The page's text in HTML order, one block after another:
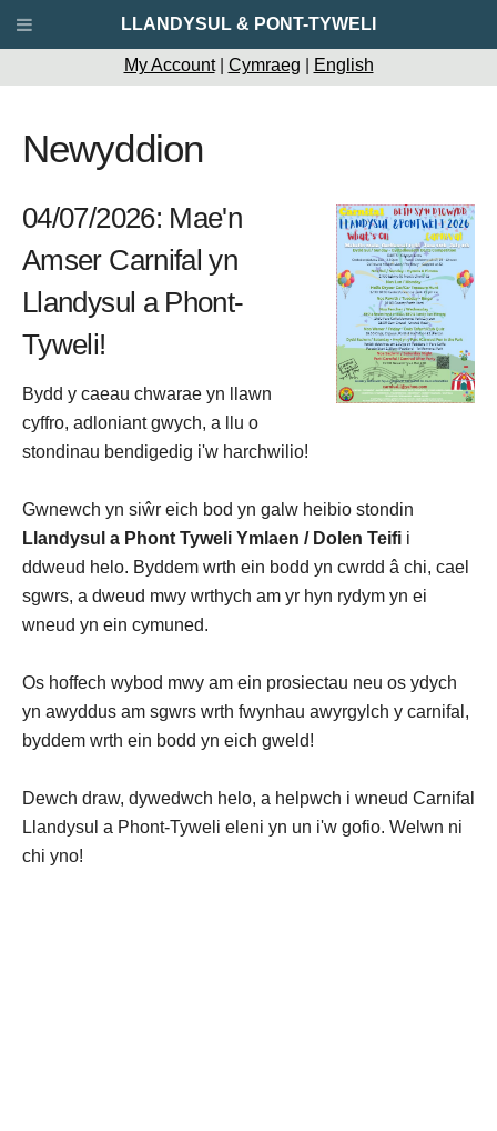
My Account| Cymraeg English
Newyddion
04/07/2026: Mae'n
Amser Carnifal yn
Llandysul a Phont-
Tyweli!
Bydd y caeau chwarae yn llawn
cyffro, adloniant gwych, a llu o
stondinau bendigedig i'w harchwilio!
Gwnewch yn siŵr eich bod yn galw heibio stondin
Llandysul a Phont Tyweli Ymlaen / Dolen Teifi i
ddweud helo. Byddem wrth ein bodd yn cwrdd â chi, cael
sgwrs, a dweud mwy wrthych am yr hyn rydym yn ei
wneud yn ein cymuned.
Os hoffech wybod mwy am ein prosiectau neu os ydych
yn awyddus am sgwrs wrth fwynhau awyrgylch y carnifal,
byddem wrth ein bodd yn eich gweld!
Dewch draw, dywedwch helo, a helpwch i wneud Carnifal
Llandysul a Phont-Tyweli eleni yn un i'w gofio. Welwn ni
chi yno!
LLANDYSUL & PONT-TYWELI